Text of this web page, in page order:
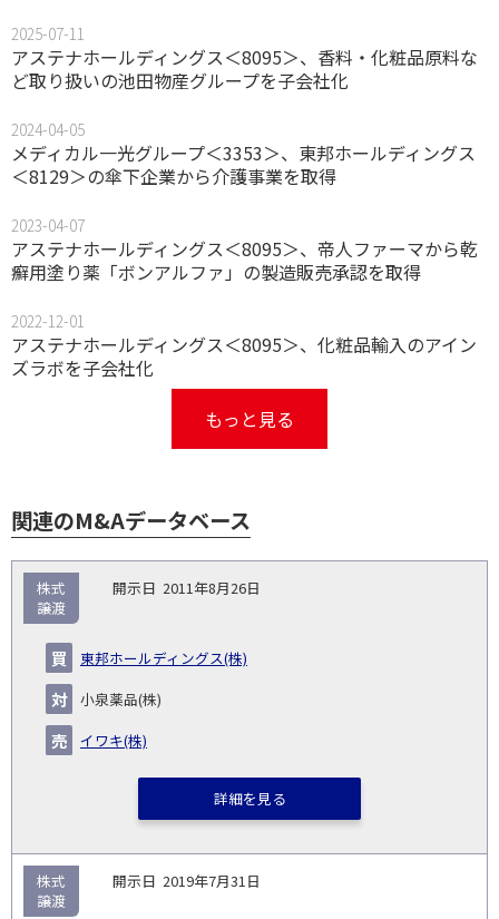
2025-07-11
アステナホールディングス＜8095＞、香料・化粧品原料な
ど取り扱いの池田物産グループを子会社化
2024-04-05
メディカル一光グループ＜3353＞、東邦ホールディングス
＜8129＞の傘下企業から介護事業を取得
2023-04-07
アステナホールディングス＜8095＞、帝人ファーマから乾
癬用塗り薬「ボンアルファ」の製造販売承認を取得
2022-12-01
アステナホールディングス＜8095＞、化粧品輸入のアイン
ズラボを子会社化
もっと見る
関連のM&Aデータベース
示
い
企
業・
事業
り
種
2011年8月26日
東邦ホールディングス(株)
小泉薬品(株)
イワキ(株)
株式
譲渡
詳細を見る
2019年7月31日
株式
譲渡